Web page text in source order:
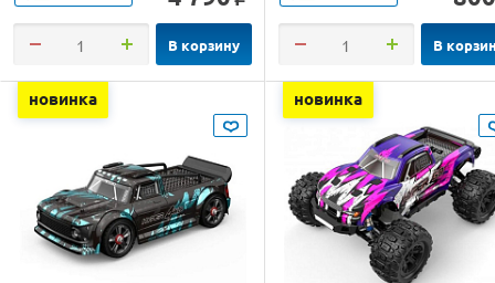
В корзину В
новинка новинка